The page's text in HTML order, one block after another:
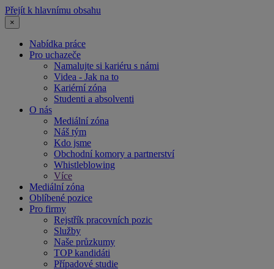
Přejít k hlavnímu obsahu
×
Nabídka práce
Pro uchazeče
Namalujte si kariéru s námi
Videa - Jak na to
Kariérní zóna
Studenti a absolventi
O nás
Mediální zóna
Náš tým
Kdo jsme
Obchodní komory a partnerství
Whistleblowing
Více
Mediální zóna
Oblíbené pozice
Pro firmy
Rejstřík pracovních pozic
Služby
Naše průzkumy
TOP kandidáti
Případové studie